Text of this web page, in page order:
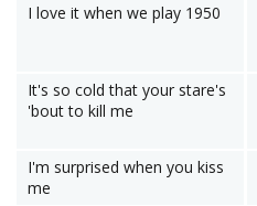
I love it when we play 1950
It's so cold that your stare's
'bout to kill me
I'm surprised when you kiss
me